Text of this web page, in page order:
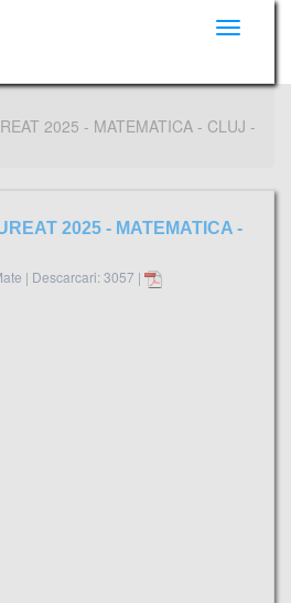
Toggle
2025 - MATEMATICA - CLUJ -
2025 - MATEMATICA -
| Descarcari: 3057 |